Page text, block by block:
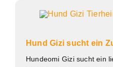
Hund Gizi sucht ein
Hundeomi Gizi sucht ein